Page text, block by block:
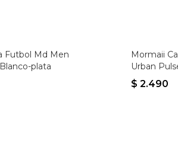
Futbol Md Men
plata
Mormaii
Urban
$ 2.490